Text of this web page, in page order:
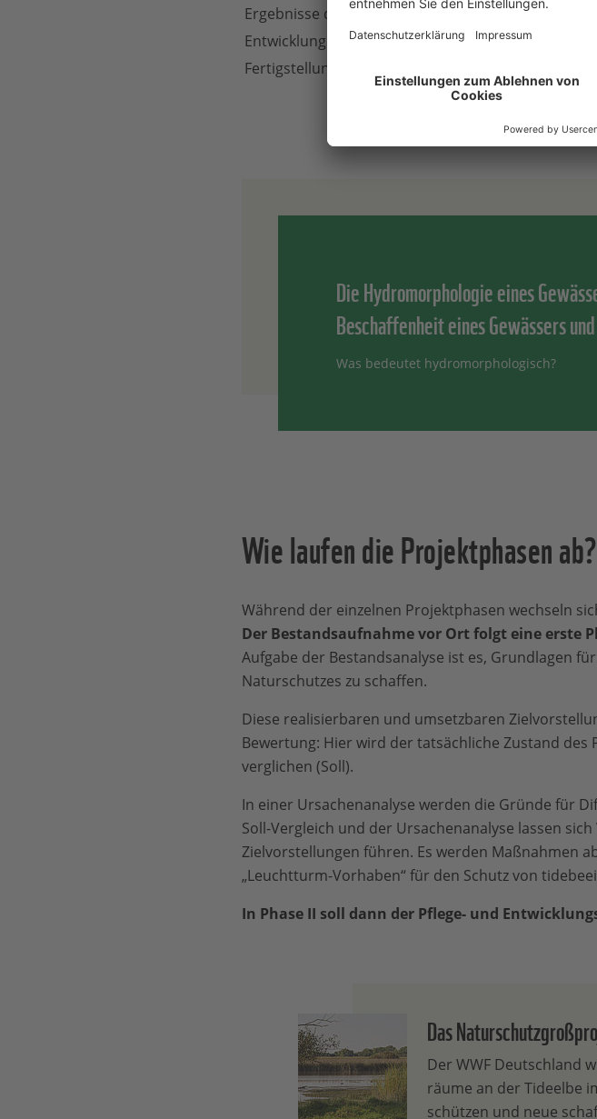
Ergebnisse der hydromorphologischen
Entwicklung von Maßnahmen zur Umsetzung der
Fertigstellung PEPL
Die Hydromorphologie eines
Beschaffenheit eines Gewässers
Was bedeutet hydromorphologisch?
Wie laufen die Projektphasen ab?
Während der einzelnen Projektphasen wechseln
Der Bestandsaufnahme vor Ort folgt eine erste
Aufgabe der Bestandsanalyse ist es, Grundlagen
Naturschutzes zu schaffen.
Diese realisierbaren und umsetzbaren
Bewertung: Hier wird der tatsächliche Zustand
verglichen (Soll).
In einer Ursachenanalyse werden die Gründe für
Soll-Vergleich und der Ursachenanalyse lassen
Zielvorstellungen führen. Es werden Maßnahmen
„Leuchtturm-Vorhaben“ für den Schutz von
In Phase II soll dann der Pflege- und
Das
Der WWF Deutschland
räume an der Tideelbe
schützen und neue